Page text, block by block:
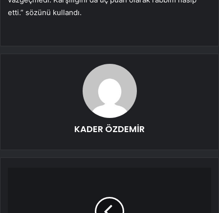
etti.” sözünü kullandı.
KADER ÖZDEMİR